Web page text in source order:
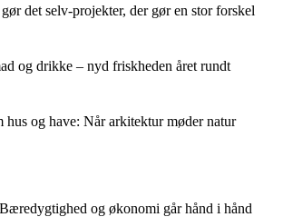
det selv-projekter, der gør en stor forskel
og drikke – nyd friskheden året rundt
hus og have: Når arkitektur møder natur
og økonomi går hånd i hånd